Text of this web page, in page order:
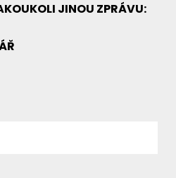
JINOU ZPRÁVU: